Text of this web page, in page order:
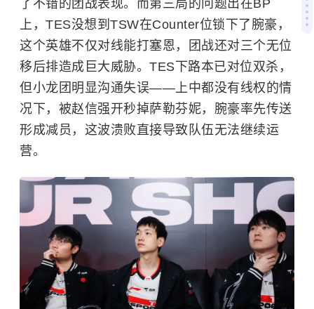
了不错的团战表现。而第三局的问题出在BP
上，TES没想到TSW在Counter位锁下了腕豪，
这个英雄不仅对线能打塞恩，团战还对三个无位
移后排造成巨大威胁。TES下路本已对位双杀，
但小龙团明显沟通失误——上中都没有线权的情
况下，被赵信强开秒掉萨勒芬妮，腕豪率先传送
形成减员，这波溃败直接导致队伍无法继续运
营。